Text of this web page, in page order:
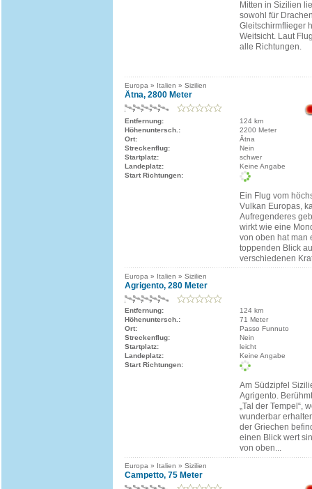
Mitten in Sizilien
sowohl für
Gleitschirmflieger
Weitsicht. Laut
alle Richtungen.
Europa » Italien » Sizilien
Ätna, 2800 Meter
Entfernung:
124 km
Höhenuntersch.:
2200 Meter
Ort:
Ätna
Streckenflug:
Nein
Startplatz:
schwer
Landeplatz:
Keine Angabe
Start Richtungen:
Ein Flug vom
Vulkan Europas,
Aufregenderes
wirkt wie eine
von oben hat man
toppenden Blick
verschiedenen
Europa » Italien » Sizilien
Agrigento, 280 Meter
Entfernung:
124 km
Höhenuntersch.:
71 Meter
Ort:
Passo Funnuto
Streckenflug:
Nein
Startplatz:
leicht
Landeplatz:
Keine Angabe
Start Richtungen:
Am Südzipfel
Agrigento.
„Tal der Tempel“,
wunderbar
der Griechen
einen Blick wert
von oben...
Europa » Italien » Sizilien
Campetto, 75 Meter